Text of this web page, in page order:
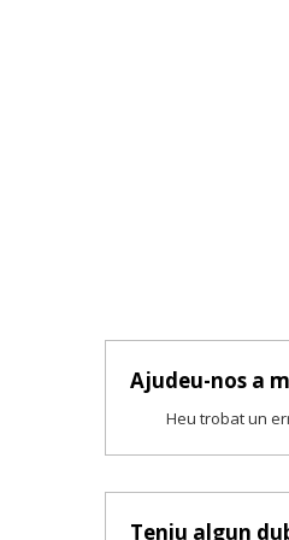
Ajudeu-nos a
Heu trobat un
Teniu algun